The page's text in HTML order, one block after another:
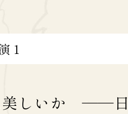
１
美しいか ――日